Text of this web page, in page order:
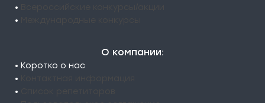
•
•
О компании:
• Коротко о нас
•
•